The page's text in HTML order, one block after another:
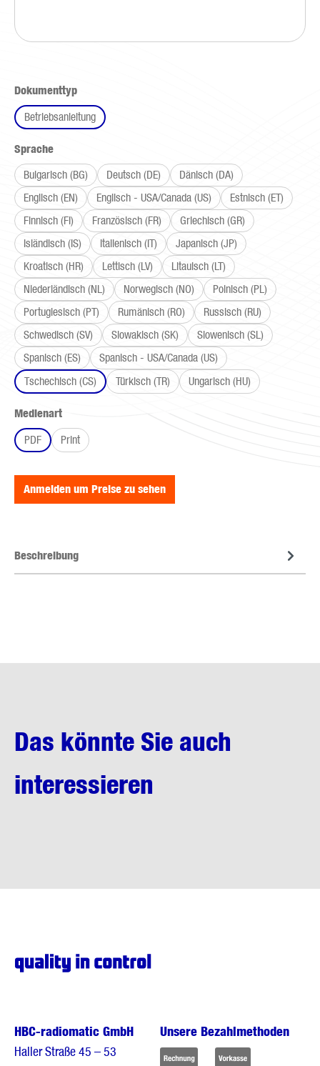
Dokumenttypauswählen
Betriebsanleitung
Spracheauswählen
Bulgarisch (BG)
Deutsch (DE)
Dänisch (DA)
Englisch (EN)
Englisch - USA/Canada (US)
Estnisch (ET)
Finnisch (FI)
Französisch (FR)
Griechisch (GR)
Isländisch (IS)
Italienisch (IT)
Japanisch (JP)
Kroatisch (HR)
Lettisch (LV)
Litauisch (LT)
Niederländisch (NL)
Norwegisch (NO)
Polnisch (PL)
Portugiesisch (PT)
Rumänisch (RO)
Russisch (RU)
Schwedisch (SV)
Slowakisch (SK)
Slowenisch (SL)
Spanisch (ES)
Spanisch - USA/Canada (US)
Tschechisch (CS)
Türkisch (TR) Ungarisch (HU)
Medienartauswählen
PDF
Print
Anmelden um Preise zu sehen
Beschreibung
Das könnte Sie auch
interessieren
HBC-radiomatic GmbH
Haller Straße 45 – 53
Unsere Bezahlmethoden